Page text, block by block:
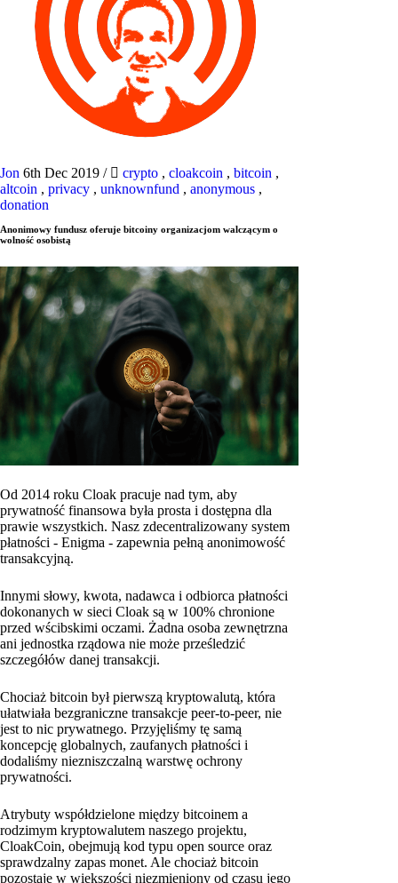
Jon 6th Dec 2019 / crypto , cloakcoin , bitcoin ,
altcoin , privacy , unknownfund , anonymous ,
donation
Anonimowy fundusz oferuje bitcoiny organizacjom walczącym o
wolność osobistą
Od 2014 roku Cloak pracuje nad tym, aby
prywatność finansowa była prosta i dostępna dla
prawie wszystkich. Nasz zdecentralizowany system
płatności - Enigma - zapewnia pełną anonimowość
transakcyjną.
Innymi słowy, kwota, nadawca i odbiorca płatności
dokonanych w sieci Cloak są w 100% chronione
przed wścibskimi oczami. Żadna osoba zewnętrzna
ani jednostka rządowa nie może prześledzić
szczegółów danej transakcji.
Chociaż bitcoin był pierwszą kryptowalutą, która
ułatwiała bezgraniczne transakcje peer-to-peer, nie
jest to nic prywatnego. Przyjęliśmy tę samą
koncepcję globalnych, zaufanych płatności i
dodaliśmy niezniszczalną warstwę ochrony
prywatności.
Atrybuty współdzielone między bitcoinem a
rodzimym kryptowalutem naszego projektu,
CloakCoin, obejmują kod typu open source oraz
sprawdzalny zapas monet. Ale chociaż bitcoin
pozostaje w większości niezmieniony od czasu jego